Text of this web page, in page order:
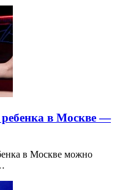
ребенка в Москве —
в Москве можно